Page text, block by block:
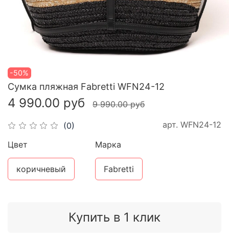
-50%
(0) арт. WFN24-12
Сумка пляжная Fabretti WFN24-12
4 990.00 руб 9 990.00 руб
Купить в 1 клик
Цвет
коричневый
Марка
Fabretti